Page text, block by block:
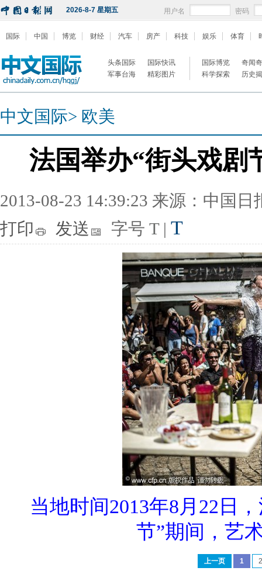
2026-8-7 星期五 用户名 密码
国际 中国 博览 财经 汽车 房产 科技 娱乐 体育
头条国际
国际快讯
军事台海
精彩图片
国际博览
奇闻
科学探索
历史
中文国际> 欧美
法国举办“街头戏剧
2013-08-23 14:39:23 来源：中国日
打印
发送 字号 T | T
当地时间2013年8月22日
节”期间，艺
上一页 1 2